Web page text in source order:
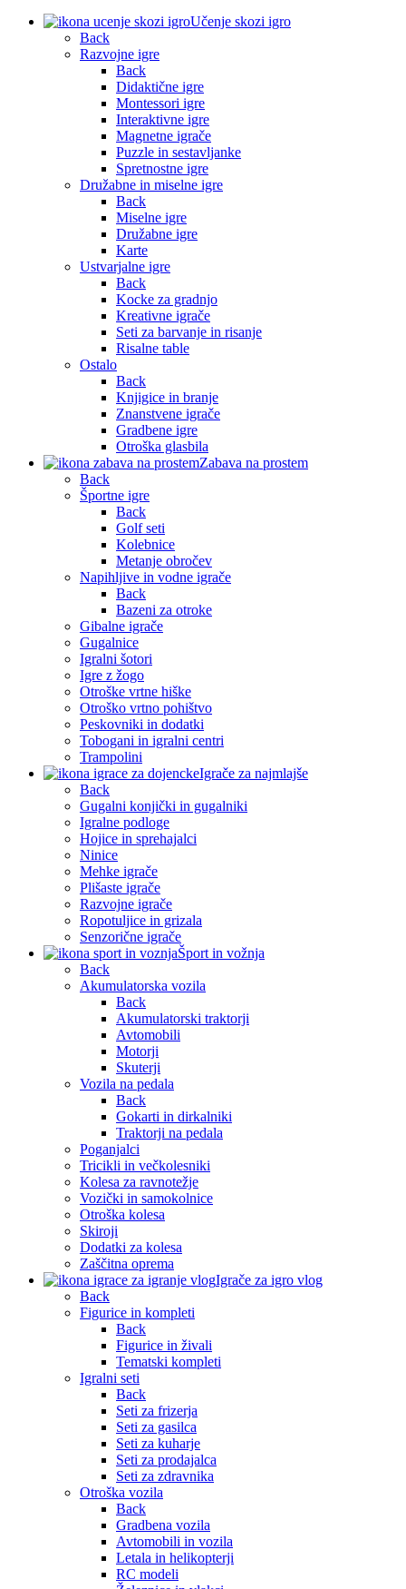
Učenje skozi igro
Back
Razvojne igre
Back
Didaktične igre
Montessori igre
Interaktivne igre
Magnetne igrače
Puzzle in sestavljanke
Spretnostne igre
Družabne in miselne igre
Back
Miselne igre
Družabne igre
Karte
Ustvarjalne igre
Back
Kocke za gradnjo
Kreativne igrače
Seti za barvanje in risanje
Risalne table
Ostalo
Back
Knjigice in branje
Znanstvene igrače
Gradbene igre
Otroška glasbila
Zabava na prostem
Back
Športne igre
Back
Golf seti
Kolebnice
Metanje obročev
Napihljive in vodne igrače
Back
Bazeni za otroke
Gibalne igrače
Gugalnice
Igralni šotori
Igre z žogo
Otroške vrtne hiške
Otroško vrtno pohištvo
Peskovniki in dodatki
Tobogani in igralni centri
Trampolini
Igrače za najmlajše
Back
Gugalni konjički in gugalniki
Igralne podloge
Hojice in sprehajalci
Ninice
Mehke igrače
Plišaste igrače
Razvojne igrače
Ropotuljice in grizala
Senzorične igrače
Šport in vožnja
Back
Akumulatorska vozila
Back
Akumulatorski traktorji
Avtomobili
Motorji
Skuterji
Vozila na pedala
Back
Gokarti in dirkalniki
Traktorji na pedala
Poganjalci
Tricikli in večkolesniki
Kolesa za ravnotežje
Vozički in samokolnice
Otroška kolesa
Skiroji
Dodatki za kolesa
Zaščitna oprema
Igrače za igro vlog
Back
Figurice in kompleti
Back
Figurice in živali
Tematski kompleti
Igralni seti
Back
Seti za frizerja
Seti za gasilca
Seti za kuharje
Seti za prodajalca
Seti za zdravnika
Otroška vozila
Back
Gradbena vozila
Avtomobili in vozila
Letala in helikopterji
RC modeli